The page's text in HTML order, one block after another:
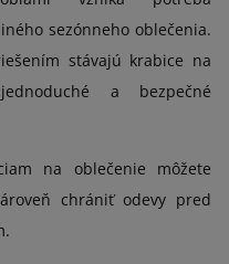
sezónneho oblečenia.
stávajú krabice na
a bezpečné
na oblečenie môžete
chrániť odevy pred